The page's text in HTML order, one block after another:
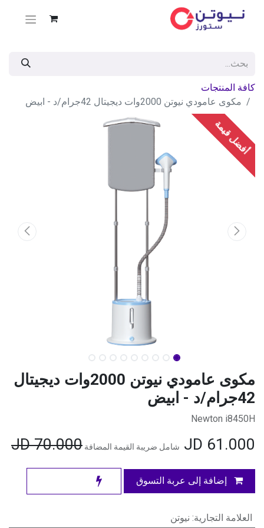
كافة المنتجات
مكوى عامودي نيوتن 2000وات ديجيتال 42جرام/د - ابيض
أفضل قيمة
مكوى عامودي نيوتن 2000وات ديجيتال
42جرام/د - ابيض
Newton i8450H
61.000 شامل ضريبة القيمة المضافة 70.000
JD
إضافة إلى عربة التسوق
العلامة التجارية: نيوتن